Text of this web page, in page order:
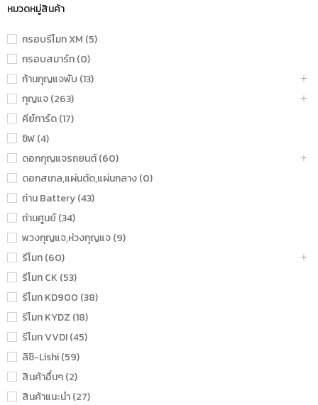
หมวดหมู่สินค้า
กรอบรีโมท XM (5)
กรอบสมาร์ท (0)
ก้านกุญแจพับ (13)
กุญแจ (263)
คีย์การ์ด (17)
ชิฟ (4)
ดอกกุญแจรถยนต์ (60)
ดอกสเกล,แผ่นตัด,แผ่นกลาง (0)
ถ่าน Battery (43)
ถ่านศูนย์ (34)
พวงกุญแจ,ห่วงกุญแจ (9)
รีโมท (60)
รีโมท CK (53)
รีโมท KD900 (38)
รีโมท KYDZ (18)
รีโมท VVDI (45)
ลิชิ-Lishi (59)
สินค้าอื่นๆ (2)
สินค้าแนะนำ (27)